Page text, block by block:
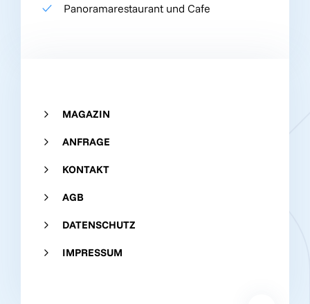
Panoramarestaurant und Cafe
MAGAZIN
ANFRAGE
KONTAKT
AGB
DATENSCHUTZ
IMPRESSUM